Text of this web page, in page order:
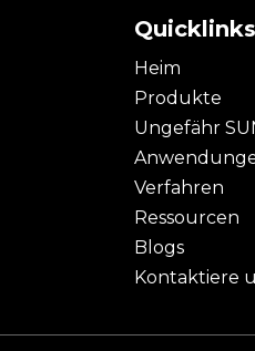
Quicklinks
Heim
Produkte
Ungefähr
Verfahren
Ressourcen
Blogs
Kontaktiere